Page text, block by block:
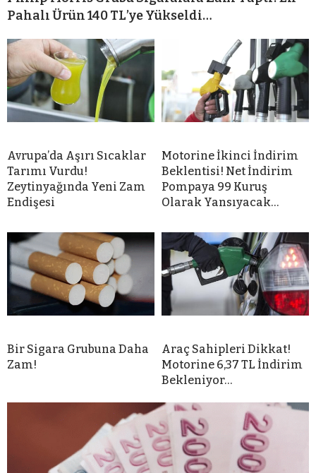
Pahalı Ürün 140 TL’ye Yükseldi…
Avrupa’da Aşırı Sıcaklar
Tarımı Vurdu!
Zeytinyağında Yeni Zam
Endişesi
Motorine İkinci İndirim
Beklentisi! Net İndirim
Pompaya 99 Kuruş
Olarak Yansıyacak…
Bir Sigara Grubuna Daha
Zam!
Araç Sahipleri Dikkat!
Motorine 6,37 TL İndirim
Bekleniyor…